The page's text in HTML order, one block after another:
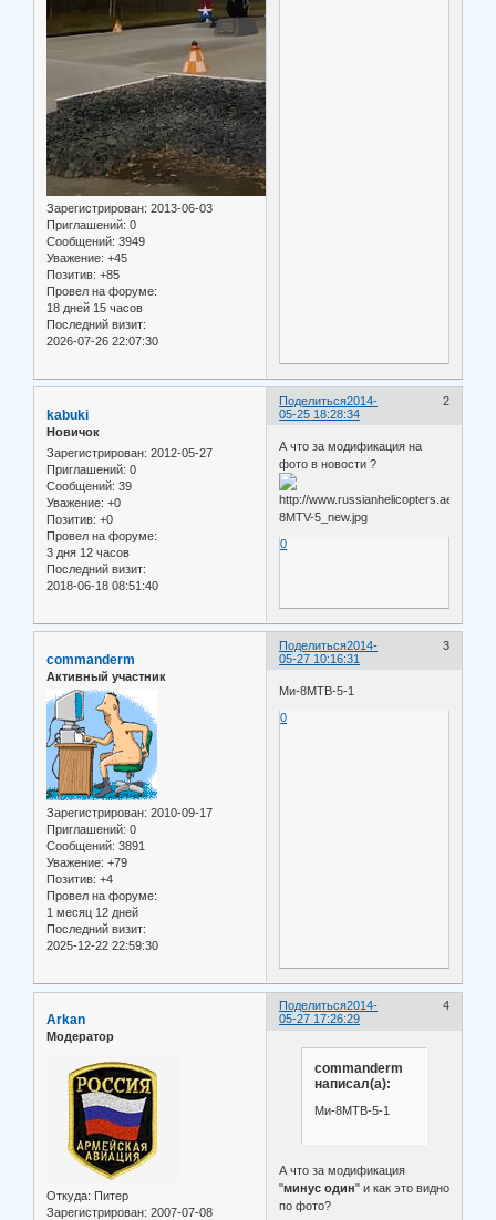
Зарегистрирован: 2013-06-03
Приглашений: 0
Сообщений: 3949
Уважение: +45
Позитив: +85
Провел на форуме:
18 дней 15 часов
Последний визит:
2026-07-26 22:07:30
Поделиться 2
2014-
05-25 18:28:34
kabuki
Новичок
Зарегистрирован: 2012-05-27
Приглашений: 0
Сообщений: 39
Уважение: +0
Позитив: +0
Провел на форуме:
3 дня 12 часов
Последний визит:
2018-06-18 08:51:40
А что за модификация на
фото в новости ?
0
Поделиться 3
2014-
05-27 10:16:31
commanderm
Активный участник
Зарегистрирован: 2010-09-17
Приглашений: 0
Сообщений: 3891
Уважение: +79
Позитив: +4
Провел на форуме:
1 месяц 12 дней
Последний визит:
2025-12-22 22:59:30
Ми-8МТВ-5-1
0
Поделиться 4
2014-
05-27 17:26:29
Arkan
Модератор
Откуда: Питер
Зарегистрирован: 2007-07-08
commanderm
написал(а):
Ми-8МТВ-5-1
А что за модификация
"минус один" и как это видно
по фото?